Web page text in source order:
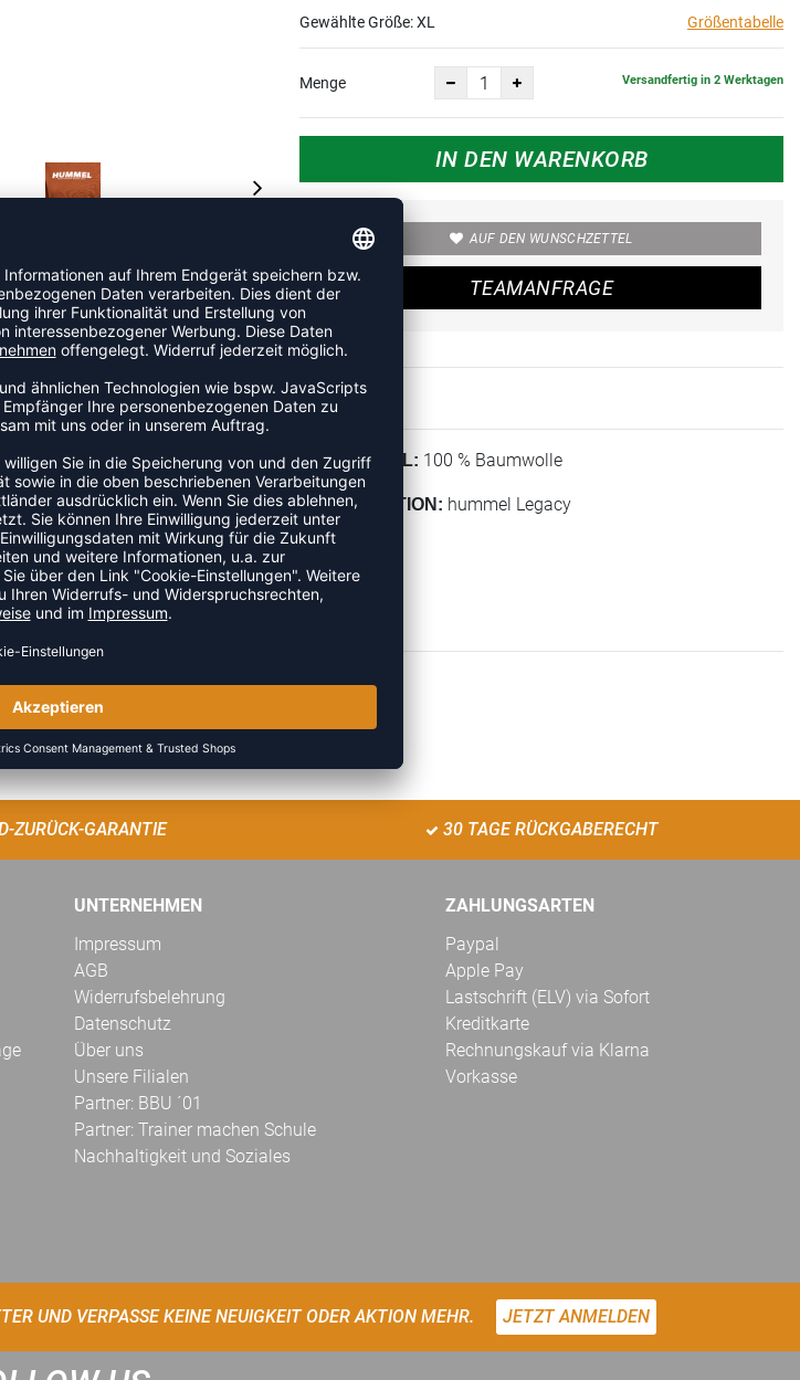
Gewählte Größe:XL Größentabelle
Menge Versandfertig in 2 Werktagen
IN DEN WARENKORB
AUF DEN WUNSCHZETTEL
TEAMANFRAGE
an den Start. Dieses
Das Modell ist Teil
MATERIAL: 100 % Baumwolle
KOLLEKTION: hummel Legacy
ANGESEHEN
ZURÜCK-GARANTIE 30 TAGE RÜCKGABERECHT
UNTERNEHMEN
Impressum
AGB
Widerrufsbelehrung
Datenschutz
Über uns
Unsere Filialen
Partner: BBU ´01
Partner: Trainer machen Schule
Nachhaltigkeit und Soziales
ZAHLUNGSARTEN
Paypal
Apple Pay
Lastschrift (ELV) via Sofort
Kreditkarte
Rechnungskauf via Klarna
Vorkasse
UND VERPASSE KEINE NEUIGKEIT ODER AKTION MEHR. JETZT ANMELDEN